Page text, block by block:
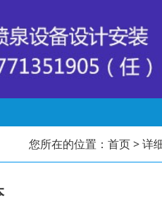
您所在的位置： 首页> 详